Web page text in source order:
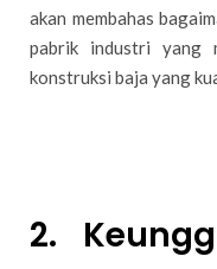
akan membahas
pabrik industri yang
konstruksi baja yang
2.